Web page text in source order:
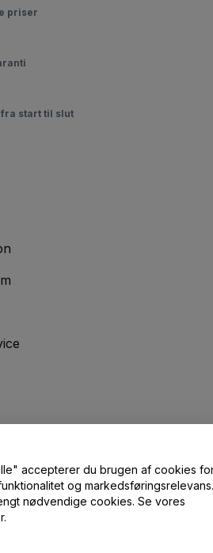
priser
start til slut
os
accepterer du brugen af cookies
og markedsføringsrelevans.
nødvendige cookies. Se vores